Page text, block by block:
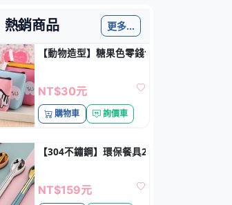
熱銷商品 更多...
【動物造型】糖果色零錢包 - 韓風便攜收納包
NT$30元
購物車 詢價車
【304不鏽鋼】環保餐具2件組 - 旅行學生必備
NT$159元
具